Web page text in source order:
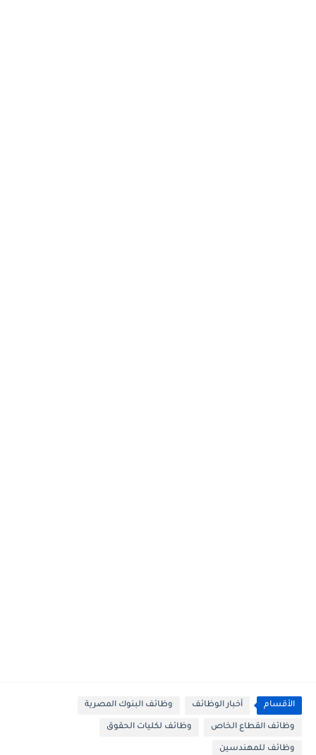
الأقسام أخبار الوظائف وظائف البنوك المصرية
وظائف القطاع الخاص وظائف لكليات الحقوق
وظائف للمهندسين